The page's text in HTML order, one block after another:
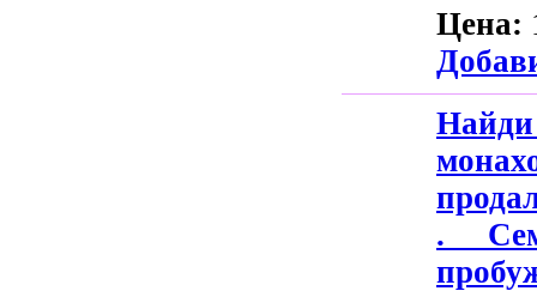
Цена:
.